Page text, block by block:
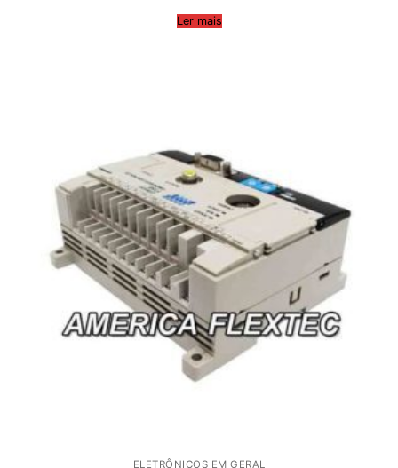
Ler mais
ELETRÔNICOS EM GERAL